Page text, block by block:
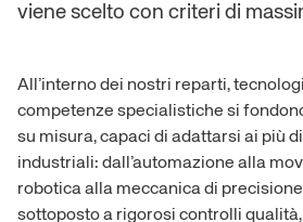
viene scelto con criteri di
All’interno dei nostri reparti,
competenze specialistiche si
su misura, capaci di adattarsi ai più
industriali: dall’automazione alla
robotica alla meccanica di
sottoposto a rigorosi controlli qualità,